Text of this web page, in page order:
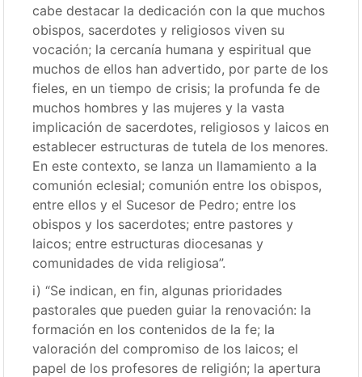
cabe destacar la dedicación con la que muchos
obispos, sacerdotes y religiosos viven su
vocación; la cercanía humana y espiritual que
muchos de ellos han advertido, por parte de los
fieles, en un tiempo de crisis; la profunda fe de
muchos hombres y las mujeres y la vasta
implicación de sacerdotes, religiosos y laicos en
establecer estructuras de tutela de los menores.
En este contexto, se lanza un llamamiento a la
comunión eclesial; comunión entre los obispos,
entre ellos y el Sucesor de Pedro; entre los
obispos y los sacerdotes; entre pastores y
laicos; entre estructuras diocesanas y
comunidades de vida religiosa”.
i) “Se indican, en fin, algunas prioridades
pastorales que pueden guiar la renovación: la
formación en los contenidos de la fe; la
valoración del compromiso de los laicos; el
papel de los profesores de religión; la apertura